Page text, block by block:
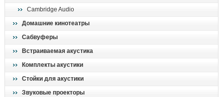
Cambridge Audio
Домашние кинотеатры
Сабвуферы
Встраиваемая акустика
Комплекты акустики
Стойки для акустики
Звуковые проекторы